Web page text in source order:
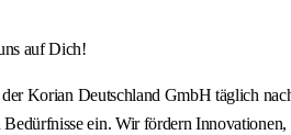
auf Dich!
Korian Deutschland GmbH täglich
ein. Wir fördern